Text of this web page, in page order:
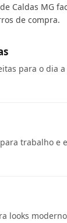
Caldas MG
de compra.
para o dia
trabalho e
looks